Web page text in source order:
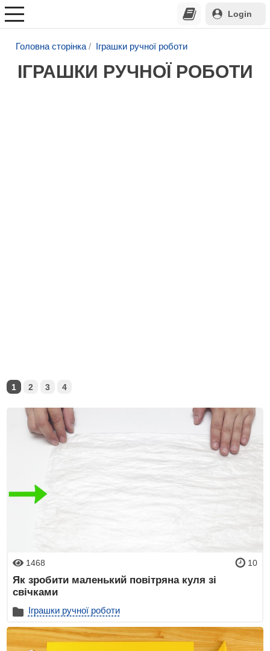
Login
Головна сторінка Іграшки ручної роботи
ІГРАШКИ РУЧНОЇ РОБОТИ
1 2 3 4
1468 10
Як зробити маленький повітряна куля зі
свічками
Іграшки ручної роботи